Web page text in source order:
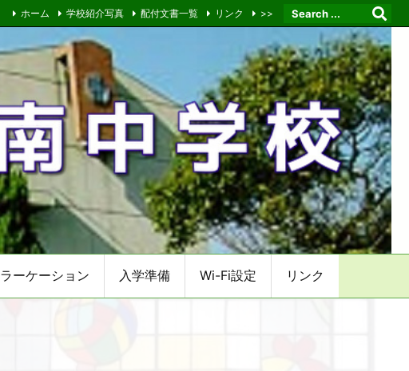
ラーケーション 入学準備 Wi-Fi設定 リンク
ホーム 学校紹介写真 配付文書一覧 リンク >>